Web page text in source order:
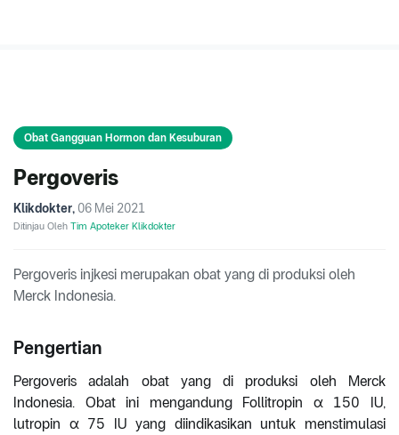
Obat Gangguan Hormon dan Kesuburan
Pergoveris
Klikdokter, 06 Mei 2021
Ditinjau Oleh Tim Apoteker Klikdokter
Pergoveris injkesi merupakan obat yang di produksi oleh
Merck Indonesia.
Pengertian
Pergoveris adalah obat yang di produksi oleh Merck
Indonesia. Obat ini mengandung Follitropin α 150 IU,
lutropin α 75 IU yang diindikasikan untuk menstimulasi